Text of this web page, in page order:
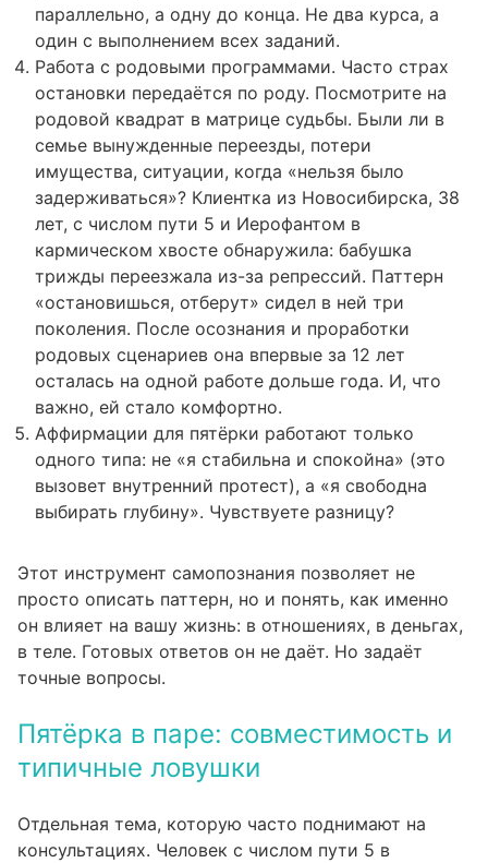
параллельно, а одну до конца. Не два курса, а
один с выполнением всех заданий.
Работа с родовыми программами. Часто страх
остановки передаётся по роду. Посмотрите на
родовой квадрат в матрице судьбы. Были ли в
семье вынужденные переезды, потери
имущества, ситуации, когда «нельзя было
задерживаться»? Клиентка из Новосибирска, 38
лет, с числом пути 5 и Иерофантом в
кармическом хвосте обнаружила: бабушка
трижды переезжала из-за репрессий. Паттерн
«остановишься, отберут» сидел в ней три
поколения. После осознания и проработки
родовых сценариев она впервые за 12 лет
осталась на одной работе дольше года. И, что
важно, ей стало комфортно.
Аффирмации для пятёрки работают только
одного типа: не «я стабильна и спокойна» (это
вызовет внутренний протест), а «я свободна
выбирать глубину». Чувствуете разницу?
Этот инструмент самопознания позволяет не
просто описать паттерн, но и понять, как именно
он влияет на вашу жизнь: в отношениях, в деньгах,
в теле. Готовых ответов он не даёт. Но задаёт
точные вопросы.
Пятёрка в паре: совместимость и
типичные ловушки
Отдельная тема, которую часто поднимают на
консультациях. Человек с числом пути 5 в